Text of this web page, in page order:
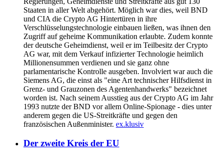
Staaten in aller Welt abgehört. Möglich war dies, weil BND
und CIA die Crypto AG Hintertüren in ihre
Verschlüsselungstechnologie einbauen ließen, was ihnen den
Zugriff auf geheime Kommunikation erlaubte. Zudem konnte
der deutsche Geheimdienst, weil er im Teilbesitz der Crypto
AG war, mit dem Verkauf infizierter Technologie heimlich
Millionensummen verdienen und sie ganz ohne
parlamentarische Kontrolle ausgeben. Involviert war auch die
Siemens AG, die einst als "eine Art technischer Hilfsdienst in
Grenz- und Grauzonen des Agentenhandwerks" bezeichnet
worden ist. Nach seinem Ausstieg aus der Crypto AG im Jahr
1993 nutzte der BND vor allem Online-Spionage - dies unter
anderem gegen die US-Streitkräfte und gegen den
französischen Außenminister. ex.klusiv
Der zweite Kreis der EU